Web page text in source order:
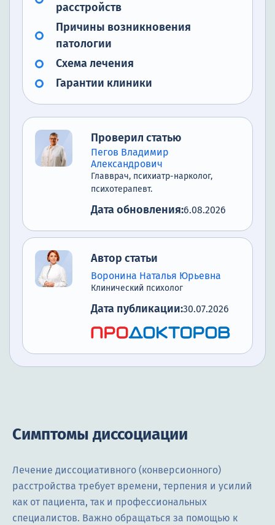
расстройств
Причины возникновения
патологии
Схема лечения
Гарантии клиники
Проверил статью
Пегов Владимир
Александрович
Главврач, психиатр-нарколог,
психотерапевт.
Дата обновления:6.08.2026
Автор статьи
Воронина Наталья Юрьевна
Клинический психолог
Дата публикации:30.07.2026
Симптомы диссоциации
Лечение диссоциативного (конверсионного)
расстройства требует времени, терпения и усилий
как от пациента, так и профессиональных
специалистов. Важно обращаться за помощью к